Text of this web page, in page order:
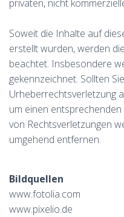
privaten, nicht
Soweit die Inhalte auf
erstellt wurden, werden
beachtet. Insbesondere
gekennzeichnet. Sollten
Urheberrechtsverletzung
um einen
von Rechtsverletzungen
umgehend entfernen.
Bildquellen
www.fotolia.com
www.pixelio.de